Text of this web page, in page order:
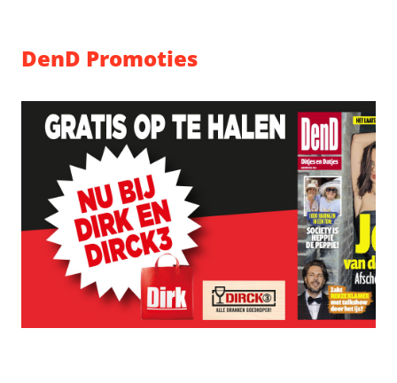
DenD Promoties